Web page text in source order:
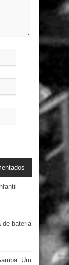
de bateria
Um